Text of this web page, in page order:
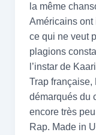
la même
Américains ont
ce qui ne veut
plagions
l’instar de
Trap française,
démarqués du
encore très
Rap. Made in